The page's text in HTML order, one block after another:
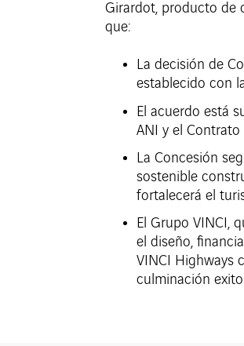
Girardot, producto de
que:
La decisión de
establecido con
El acuerdo está
ANI y el
La Concesión
sostenible
fortalecerá el
El Grupo VINCI,
el diseño,
VINCI Highways
culminación